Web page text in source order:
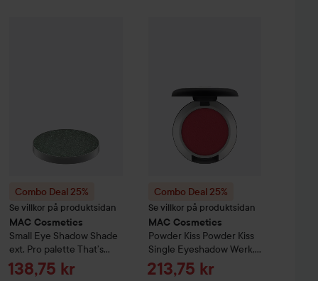
Combo Deal 25%
Se villkor på produktsidan
MAC Cosmetics
Small Eye Shadow Shade
ext. Pro palette That’s
Showbiz Baby
Reapris
138,75 kr
Combo Deal 25%
Se villkor på produktsidan
MAC Cosmetics
Powder Kiss Powder Kiss
Single EyeshadowWerk,
Werk, Werk
Reapris
213,75 kr